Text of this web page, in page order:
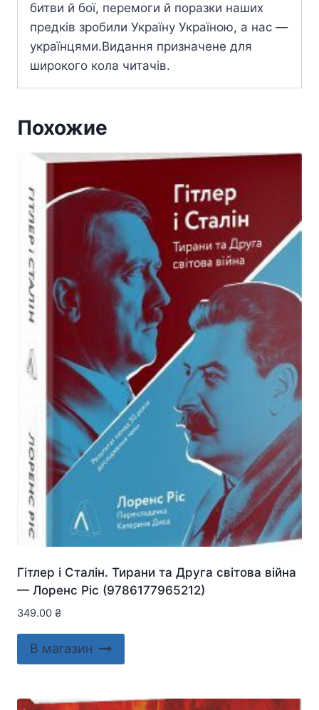
битви й бої, перемоги й поразки наших
предків зробили Україну Україною, а нас —
українцями.Видання призначене для
широкого кола читачів.
Похожие
Гітлер і Сталін. Тирани та Друга світова війна
— Лоренс Ріс (9786177965212)
349.00 ₴
В магазин